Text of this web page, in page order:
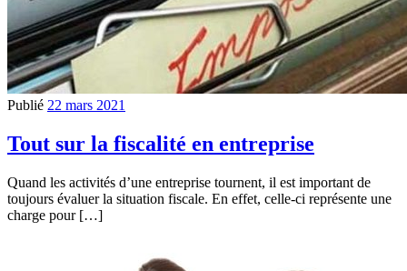
Publié 22 mars 2021
Tout sur la fiscalité en entreprise
Quand les activités d’une entreprise tournent, il est important de
toujours évaluer la situation fiscale. En effet, celle-ci représente une
charge pour […]